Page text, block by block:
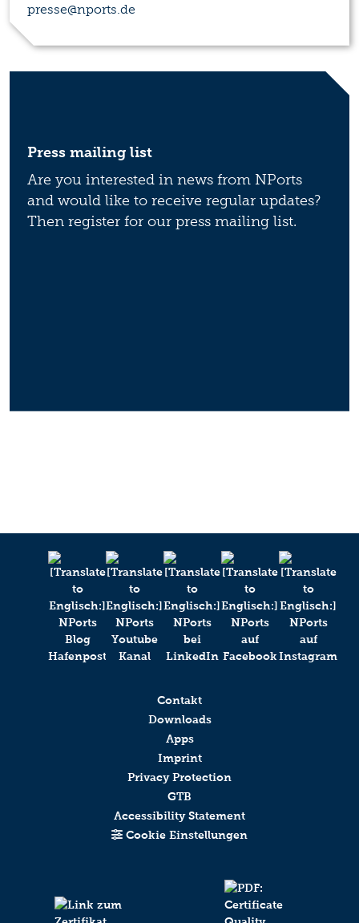
presse@nports.de
Press mailing list
Are you interested in news from NPorts
and would like to receive regular updates?
Then register for our press mailing list.
Contakt
Downloads
Apps
Imprint
Privacy Protection
GTB
Accessibility Statement
Cookie Einstellungen